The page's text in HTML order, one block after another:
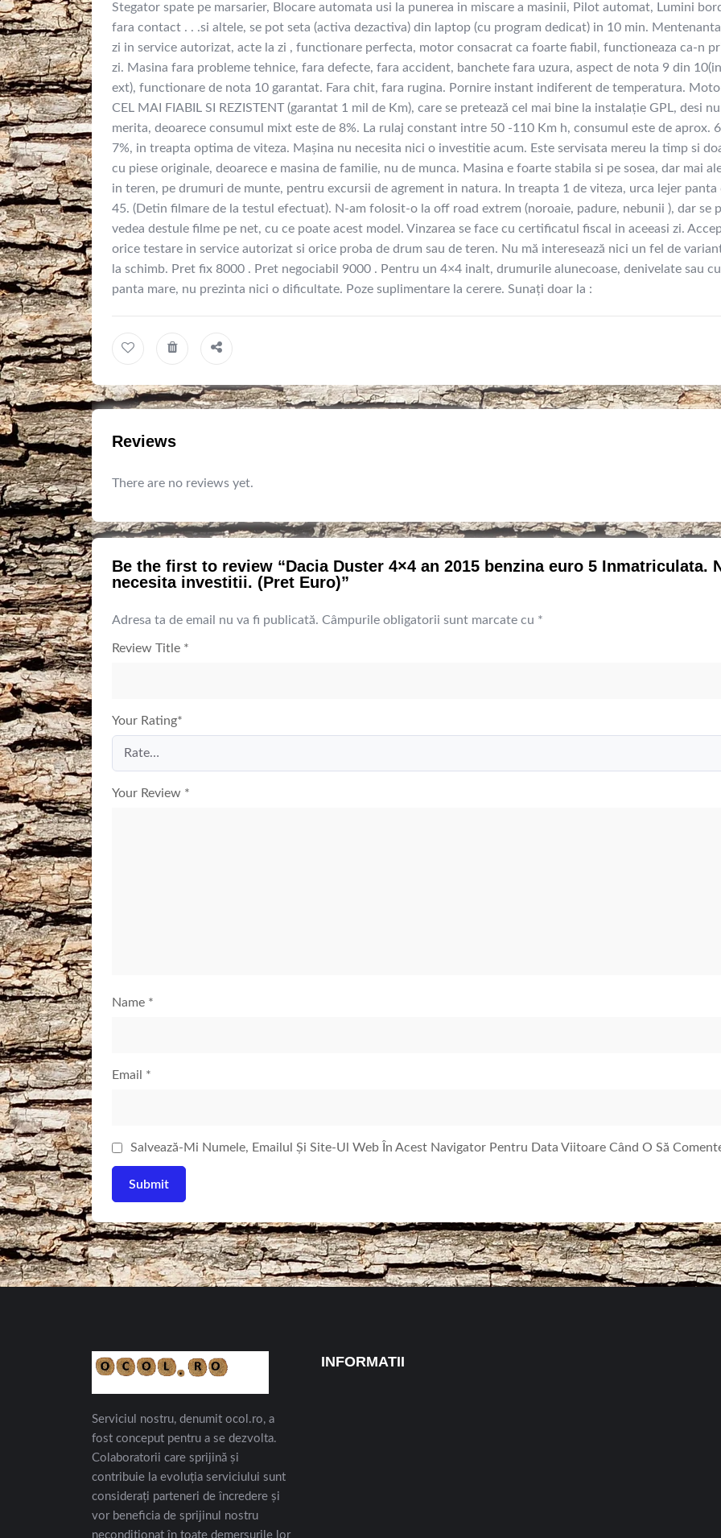
Stegator spate pe marsarier, Blocare automata usi la punerea in miscare a masinii, Pilot automat, Lumini
fara contact . . .si altele, se pot seta (activa dezactiva) din laptop (cu program dedicat) in 10 min.
zi in service autorizat, acte la zi , functionare perfecta, motor consacrat ca foarte fiabil, functioneaza ca-n
zi. Masina fara probleme tehnice, fara defecte, fara accident, banchete fara uzura, aspect de nota 9 din
ext), functionare de nota 10 garantat. Fara chit, fara rugina. Pornire instant indiferent de temperatura.
CEL MAI FIABIL SI REZISTENT (garantat 1 mil de Km), care se pretează cel mai bine la instalație GPL, desi nu
merita, deoarece consumul mixt este de 8%. La rulaj constant intre 50 -110 Km h, consumul este de aprox.
7%, in treapta optima de viteza. Mașina nu necesita nici o investitie acum. Este servisata mereu la timp si
cu piese originale, deoarece e masina de familie, nu de munca. Masina e foarte stabila si pe sosea, dar mai
in teren, pe drumuri de munte, pentru excursii de agrement in natura. In treapta 1 de viteza, urca lejer panta
45. (Detin filmare de la testul efectuat). N-am folosit-o la off road extrem (noroaie, padure, nebunii ), dar se
vedea destule filme pe net, cu ce poate acest model. Vinzarea se face cu certificatul fiscal in aceeasi zi.
orice testare in service autorizat si orice proba de drum sau de teren. Nu mă interesează nici un fel de
la schimb. Pret fix 8000 . Pret negociabil 9000 . Pentru un 4×4 inalt, drumurile alunecoase, denivelate sau cu
panta mare, nu prezinta nici o dificultate. Poze suplimentare la cerere. Sunați doar la :
Reviews
There are no reviews yet.
Be the first to review “Dacia Duster 4×4 an 2015 benzina euro 5 Inmatriculata.
necesita investitii. (Pret Euro)”
Adresa ta de email nu va fi publicată. Câmpurile obligatorii sunt marcate cu *
Review Title *
Your Rating*
Your Review *
Name *
Email *
Salvează-Mi Numele, Emailul Și Site-Ul Web În Acest Navigator Pentru Data Viitoare Când O Să
Serviciul nostru, denumit ocol.ro, a
fost conceput pentru a se dezvolta.
Colaboratorii care sprijină și
contribuie la evoluția serviciului sunt
considerați parteneri de încredere și
vor beneficia de sprijinul nostru
necondiționat în toate demersurile lor
INFORMATII